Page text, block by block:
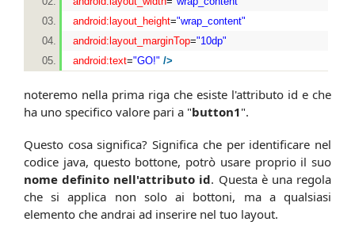
android:layout_height="wrap_content"
android:layout_marginTop="10dp"
android:text="GO!" />
noteremo nella prima riga che esiste l'attributo id e che
ha uno specifico valore pari a "button1".
Questo cosa significa? Significa che per identificare nel
codice java, questo bottone, potrò usare proprio il suo
nome definito nell'attributo id. Questa è una regola
che si applica non solo ai bottoni, ma a qualsiasi
elemento che andrai ad inserire nel tuo layout.